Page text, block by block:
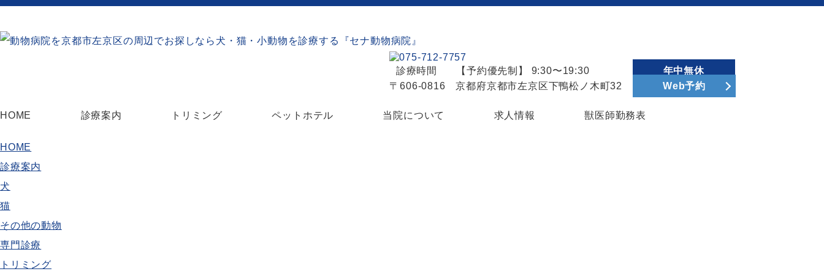
診療時間 【予約優先制】 9:30〜19:30
年中無休
〒606-0816 京都府京都市左京区下鴨松ノ木町32
Web予約
HOME 診療案内 トリミング ペットホテル 当院について 求人情報 獣医師勤務表
HOME
診療案内
犬
猫
その他の動物
専門診療
トリミング